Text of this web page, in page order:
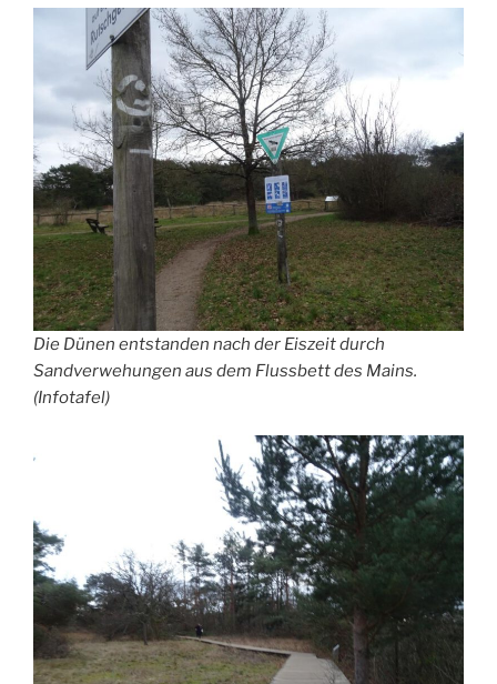
Die Dünen entstanden nach der Eiszeit durch
Sandverwehungen aus dem Flussbett des Mains.
(Infotafel)